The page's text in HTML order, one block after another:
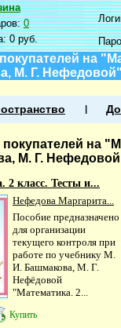
0
0 руб.
на
М. Г.
покупателей на
М. Г.
2 класс. Тесты и...
Нефедова Маргарита...
Пособие предназначено
для организации
текущего контроля при
работе по учебнику М.
И. Башмакова, М. Г.
Нефёдовой
"Математика. 2...
Купить